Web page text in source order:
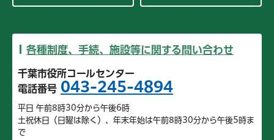
各種制度、手続、施設等に関する問い合わせ
千葉市役所コールセンター
電話番号 043-245-4894
平日 午前8時30分から午後6時
土祝休日（日曜は除く）、年末年始は午前8時30分から午後5時ま
で